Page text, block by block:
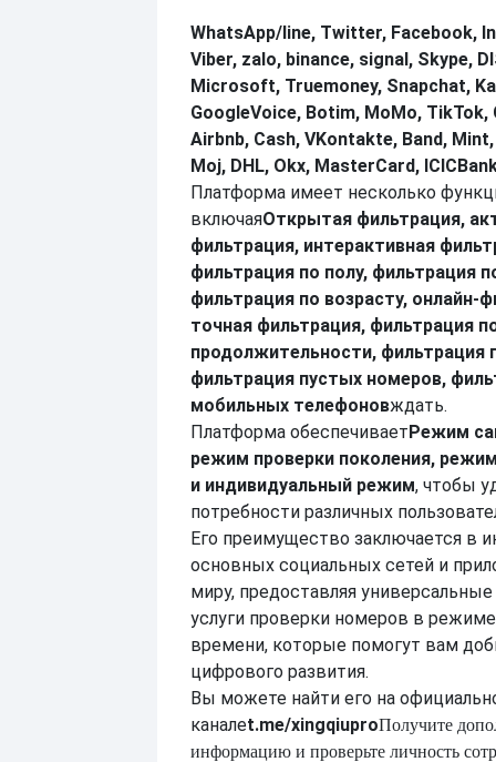
WhatsApp/line, Twitter, Facebook,
Viber, zalo, binance, signal, Skype,
Microsoft, Truemoney, Snapchat,
GoogleVoice, Botim, MoMo, TikTok,
Airbnb, Cash, VKontakte, Band,
Moj, DHL, Okx, MasterCard,
Платформа имеет несколько
включаяОткрытая фильтрация,
фильтрация, интерактивная
фильтрация по полу, фильтрация
фильтрация по возрасту, онлайн-
точная фильтрация, фильтрация
продолжительности, фильтрация
фильтрация пустых номеров,
мобильных телефоновждать.
Платформа обеспечиваетРежим
режим проверки поколения,
и индивидуальный режим, чтобы
потребности различных
Его преимущество заключается в
основных социальных сетей и
миру, предоставляя
услуги проверки номеров в
времени, которые помогут вам
цифрового развития.
Вы можете найти его на
каналеt.me/xingqiuproПолучите
информацию и проверьте личность